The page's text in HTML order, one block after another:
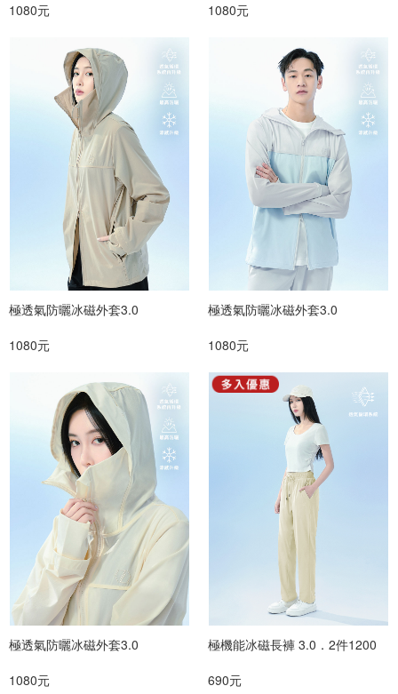
1080元
1080元
極透氣防曬冰磁外套3.0
1080元
極透氣防曬冰磁外套3.0
1080元
極透氣防曬冰磁外套3.0
1080元
極機能冰磁長褲 3.0．2件1200
690元